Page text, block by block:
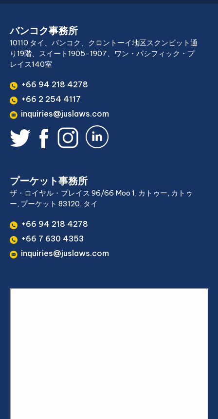
バンコク事務所
10110 タイ、バンコク、クロントーイ地区スクンビット通
り19階、スイート1905-1907、ワン・パシフィック・プ
レイス140室
+66 94 218 4278
+66 2 254 4117
inquiries@juslaws.com
プーケット事務所
ザ・ロイヤル・プレイス 96/66 Moo 1, カトゥー, カトゥ
ー, プーケット 83120, タイ
+66 94 218 4278
+66 7 630 4353
inquiries@juslaws.com